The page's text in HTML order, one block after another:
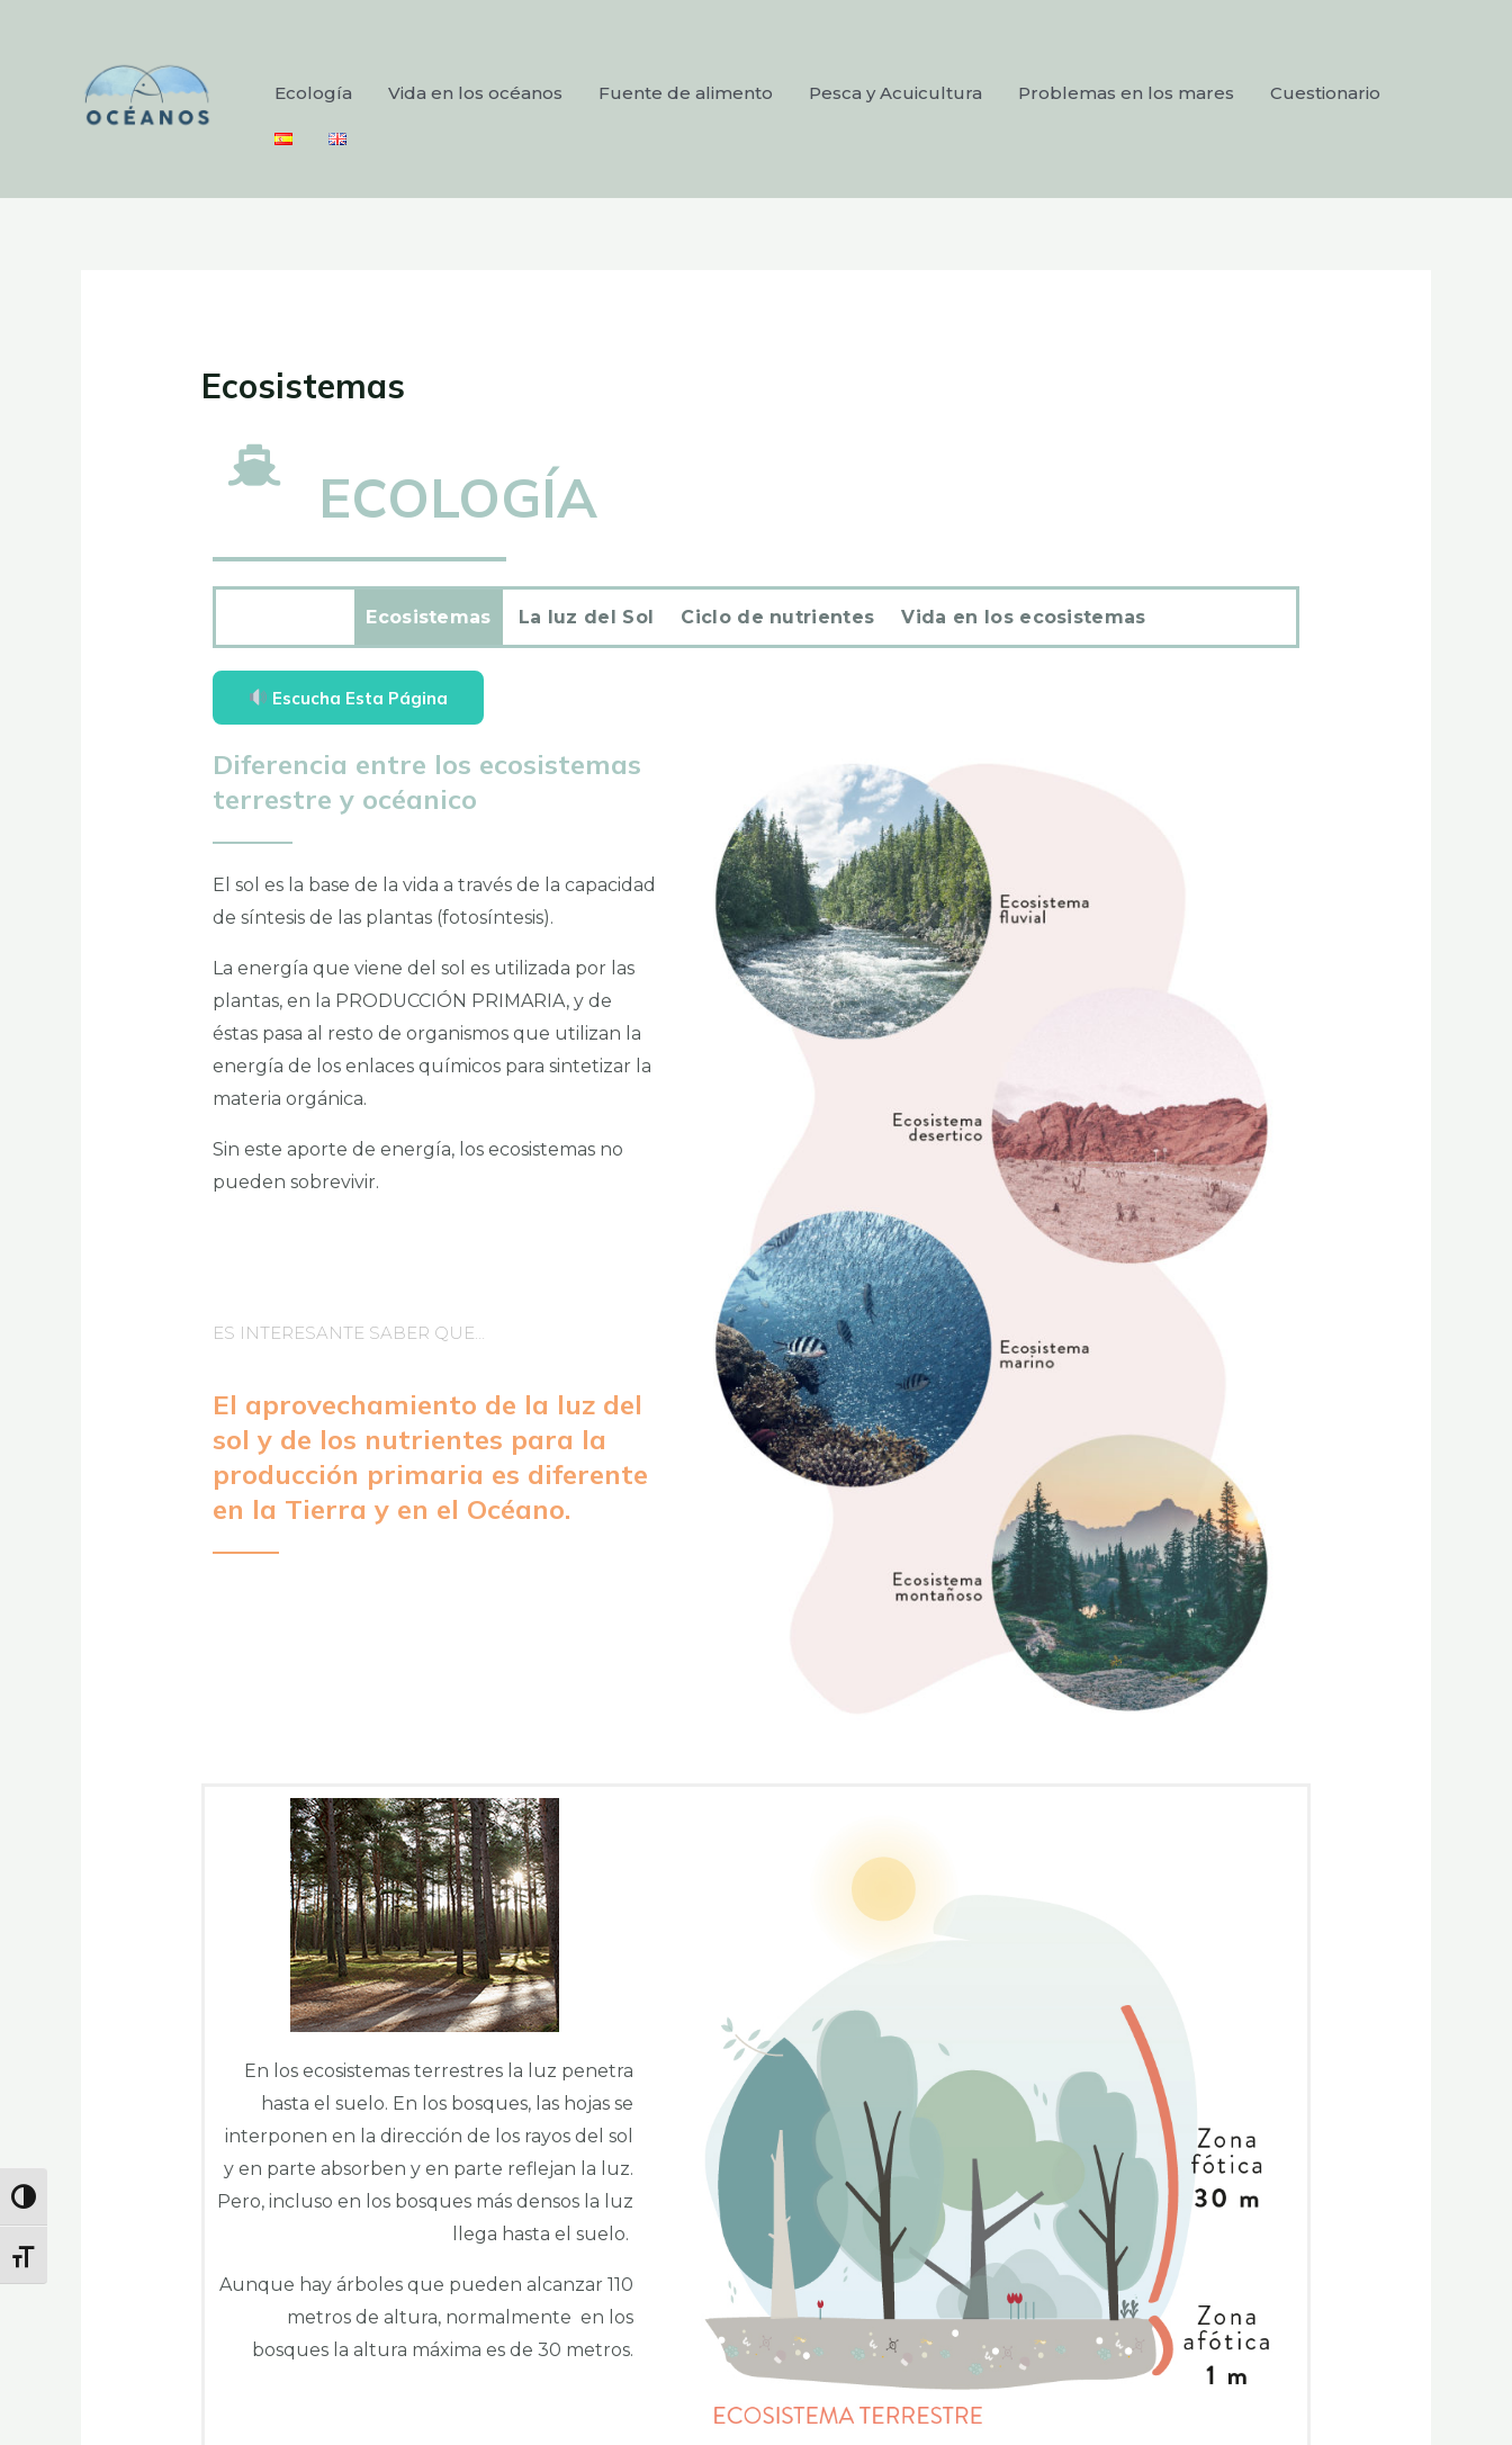
Alternar Alto Contraste
Alternar Tamaño De Letra
Ecología Vida en los océanos Fuente de alimento Pesca y Acuicultura Problemas en los mares Cuestionario
Ecosistemas
ECOLOGÍA
Ecosistemas La luz del Sol Ciclo de nutrientes Vida en los ecosistemas
Escucha Esta Página
Diferencia entre los ecosistemas
terrestre y océanico
El sol es la base de la vida a través de la capacidad
de síntesis de las plantas (fotosíntesis).
La energía que viene del sol es utilizada por las
plantas, en la PRODUCCIÓN PRIMARIA, y de
éstas pasa al resto de organismos que utilizan la
energía de los enlaces químicos para sintetizar la
materia orgánica.
Sin este aporte de energía, los ecosistemas no
pueden sobrevivir.
ES INTERESANTE SABER QUE…
El aprovechamiento de la luz del
sol y de los nutrientes para la
producción primaria es diferente
en la Tierra y en el Océano.​
En los ecosistemas terrestres la luz penetra
hasta el suelo. En los bosques, las hojas se
interponen en la dirección de los rayos del sol
y en parte absorben y en parte reflejan la luz.
Pero, incluso en los bosques más densos la luz
llega hasta el suelo.
Aunque hay árboles que pueden alcanzar 110
metros de altura, normalmente en los
bosques la altura máxima es de 30 metros.